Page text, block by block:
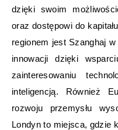
dzięki swoim
oraz dostępowi do
regionem jest Szanghaj
innowacji dzięki
zainteresowaniu
inteligencją. Również
rozwoju przemysłu
Londyn to miejsca, gdzie